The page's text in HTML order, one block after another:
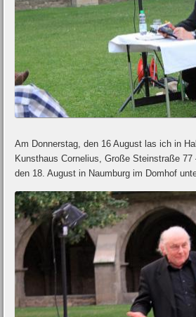
Am Donnerstag, den 16 August las ich in
Kunsthaus Cornelius, Große Steinstraße
den 18. August in Naumburg im Domhof